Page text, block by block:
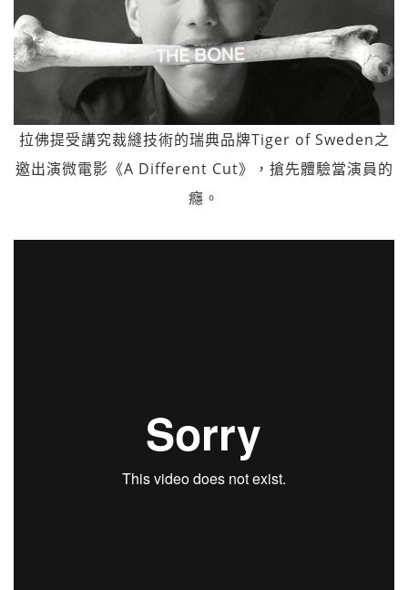
拉佛提受講究裁縫技術的瑞典品牌Tiger of Sweden之
邀出演微電影《A Different Cut》，搶先體驗當演員的
癮。